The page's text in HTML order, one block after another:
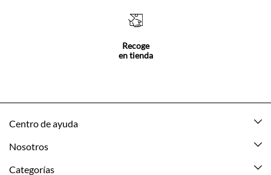
Recoge
en tienda
Centro de ayuda
Mis pedidos
Nosotros
Acerca de Tennis
Categorías